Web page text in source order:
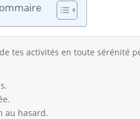
tes activités en toute sérénité
au hasard.